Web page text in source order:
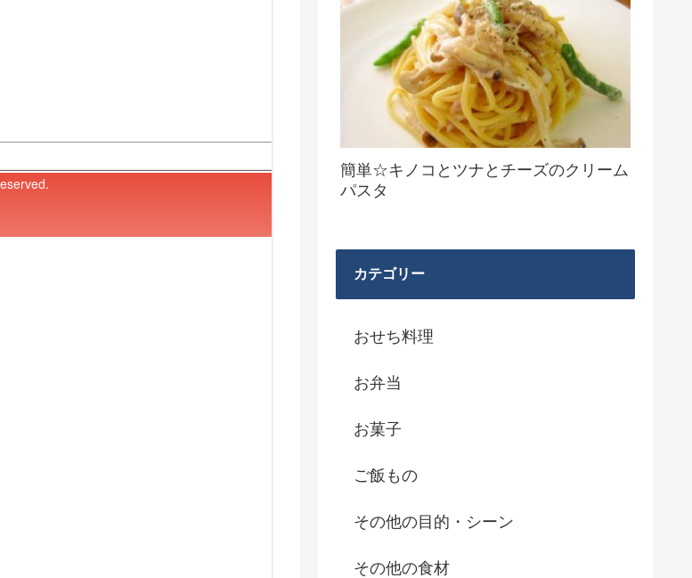
簡単☆キノコとツナとチーズのクリーム
パスタ
カテゴリー
おせち料理
お弁当
お菓子
ご飯もの
その他の目的・シーン
その他の食材